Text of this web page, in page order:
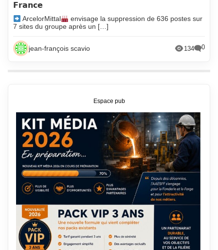
𝗙𝗿𝗮𝗻𝗰𝗲
ArcelorMittal
envisage la suppression de 636 postes sur
7 sites du groupe après un […]
jean-françois scavio 134 0
Espace pub